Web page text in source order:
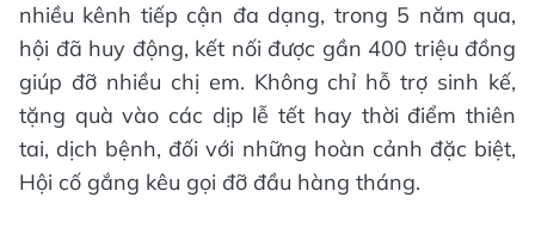
nhiều kênh tiếp cận đa dạng, trong 5 năm qua,
hội đã huy động, kết nối được gần 400 triệu đồng
giúp đỡ nhiều chị em. Không chỉ hỗ trợ sinh kế,
tặng quà vào các dịp lễ tết hay thời điểm thiên
tai, dịch bệnh, đối với những hoàn cảnh đặc biệt,
Hội cố gắng kêu gọi đỡ đầu hàng tháng.